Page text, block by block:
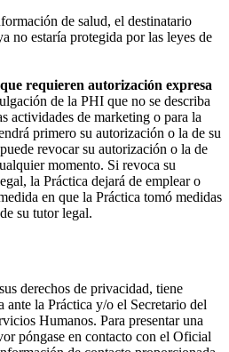
de salud, el destinatario
no estaría protegida por las leyes de
requieren autorización expresa
de la PHI que no se describa
actividades de marketing o para la
primero su autorización o la de su
revocar su autorización o la de
momento. Si revoca su
la Práctica dejará de emplear o
en que la Práctica tomó medidas
su tutor legal.
derechos de privacidad, tiene
ante la Práctica y/o el Secretario del
Humanos. Para presentar una
póngase en contacto con el Oficial